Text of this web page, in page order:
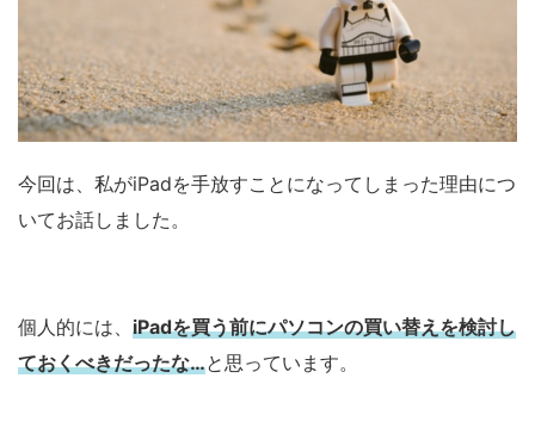
今回は、私がiPadを手放すことになってしまった理由につ
いてお話しました。
個人的には、 iPadを買う前にパソコンの買い替えを検討し
ておくべきだったな…と思っています。